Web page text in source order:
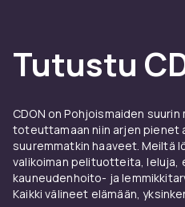
on jotain erityistä. Ei ole
katoaa tarjonnasta tai
Lisäksi boksit ja
usein lisämateriaalia,
käsityksen
tarinasta. Täydellinen
saada enemmän irti
Tutustu
CDON on Pohjoismaiden
toteuttamaan niin arjen pienet
suuremmatkin haaveet. Meiltä
valikoiman pelituotteita, leluja,
kauneudenhoito- ja
Kaikki välineet elämään,